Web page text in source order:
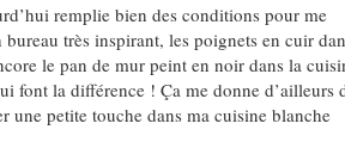
remplie bien des conditions pour me
très inspirant, les poignets en cuir
le pan de mur peint en noir dans la
font la différence ! Ça me donne d’ailleurs
une petite touche dans ma cuisine blanche